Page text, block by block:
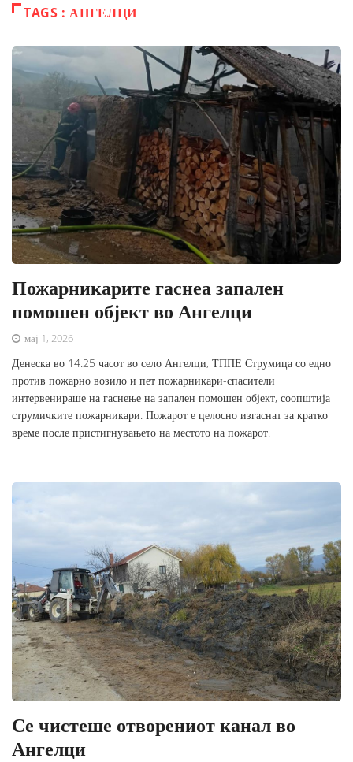
TAGS : АНГЕЛЦИ
Пожарникарите гаснеа запален
помошен објект во Ангелци
мај 1, 2026
Денеска во 14.25 часот во село Ангелци, ТППЕ Струмица со едно
против пожарно возило и пет пожарникари-спасители
интервенираше на гаснење на запален помошен објект, соопштија
струмичките пожарникари. Пожарот е целосно изгаснат за кратко
време после пристигнувањето на местото на пожарот.
Се чистеше отворениот канал во
Ангелци